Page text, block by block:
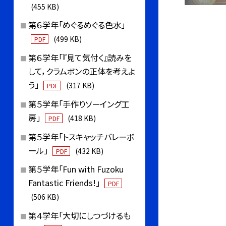
(455 KB)
第６学年「めぐるめぐる色水」
PDF (499 KB)
第６学年「『見て気付く』読みを
して，クラムボンの正体を考えよ
う」
PDF (317 KB)
第５学年「手作りソーイング工
房」
PDF (418 KB)
第５学年「トスキャッチバレーボ
ール」
PDF (432 KB)
第５学年「Fun with Fuzoku
Fantastic Friends!」
PDF
(506 KB)
第４学年「大切にしつづけるも